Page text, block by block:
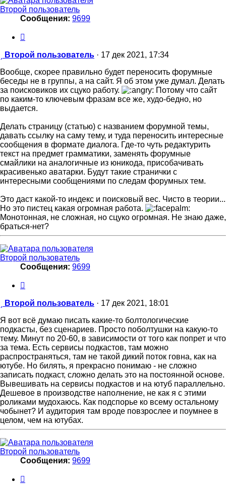
Второй пользователь
Сообщения: 9699
Сообщение
Второй пользователь · 17 дек 2021, 17:34
Вообще, скорее правильно будет переносить форумные
беседы не в группы, а на сайт. Я об этом уже думал. Делать
за поисковиков их сцуко работу.
Потому что сайт
по каким-то ключевым фразам все же, худо-бедно, но
выдается.
Делать страницу (статью) с названием форумной темы,
давать ссылку на саму тему, и туда переносить интересные
сообщения в формате диалога. Где-то чуть редактурить
текст на предмет грамматики, заменять форумные
смайлики на аналогичные из юникода, присобачивать
красивенько аватарки. Будут такие странички с
интересными сообщениями по следам форумных тем.
Это даст какой-то индекс и поисковый вес. Чисто в теории...
Но это пистец какая огромная работа.
Монотонная, не сложная, но сцуко огромная. Не знаю даже,
браться-нет?
Второй пользователь
Сообщения: 9699
Сообщение
Второй пользователь · 17 дек 2021, 18:01
Я вот всё думаю писать какие-то болтологические
подкасты, без сценариев. Просто поболтушки на какую-то
тему. Минут по 20-60, в зависимости от того как попрет и что
за тема. Есть сервисы подкастов, там можно
распространяться, там не такой дикий поток говна, как на
ютубе. Но билять, я прекрасно понимаю - не сложно
записать подкаст, сложно делать это на постоянной основе.
Вывешивать на сервисы подкастов и на ютуб параллельно.
Дешевое в производстве наполнение, не как я с этими
роликами мудохаюсь. Как подспорье ко всему остальному
чобынет? И аудитория там вроде повзрослее и поумнее в
целом, чем на ютубах.
Второй пользователь
Сообщения: 9699